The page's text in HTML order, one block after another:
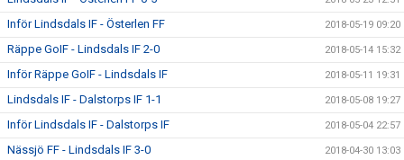
Inför Lindsdals IF - Österlen FF 2018-05-19 09:20
Räppe GoIF - Lindsdals IF 2-0 2018-05-14 15:32
Inför Räppe GoIF - Lindsdals IF 2018-05-11 19:31
Lindsdals IF - Dalstorps IF 1-1 2018-05-08 19:27
Inför Lindsdals IF - Dalstorps IF 2018-05-04 22:57
Nässjö FF - Lindsdals IF 3-0 2018-04-30 13:03